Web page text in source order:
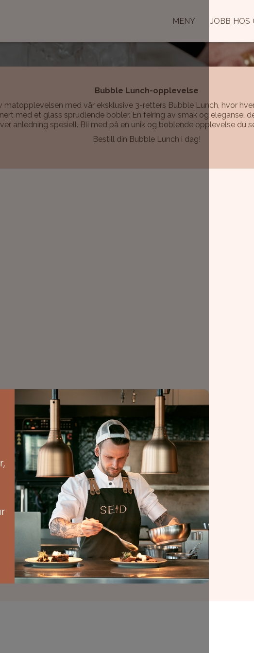
MENY JOBB HOS
Bubble Lunch-opplevelse
matopplevelsen med vår eksklusive 3-retters Bubble Lunch, hvor
med et glass sprudlende bobler. En feiring av smak og eleganse,
anledning spesiell. Bli med på en unik og boblende opplevelse du
Bestill din Bubble Lunch i dag!
11.00 - 15.00
8 personer.